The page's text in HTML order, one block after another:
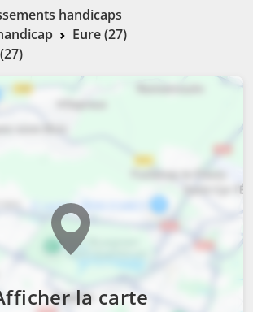
handicaps
Eure (27)
la carte